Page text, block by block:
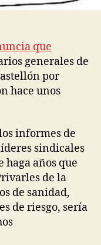
que
generales de
por
hace unos
informes de
sindicales
haga años que
de la
de sanidad,
de riesgo, sería